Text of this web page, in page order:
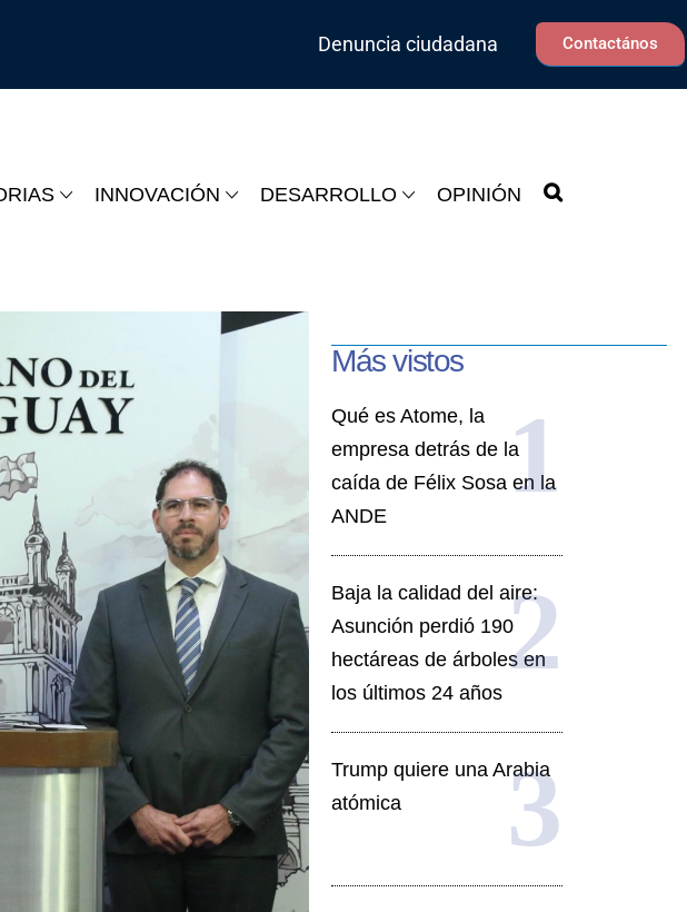
Denuncia ciudadana Contactános
INNOVACIÓN DESARROLLO OPINIÓN
Más vistos
Qué es Atome, la
empresa detrás de la
caída de Félix Sosa en la
ANDE
Baja la calidad del aire:
Asunción perdió 190
hectáreas de árboles en
los últimos 24 años
Trump quiere una Arabia
atómica